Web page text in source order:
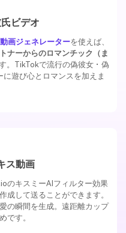
ビデオ
画ジェネレーターを使えば、
ナーからのロマンチック（ま
。TikTokで流行の偽彼女・偽
遊び心とロマンスを加えま
ス動画
のキスミーAIフィルター効果
成して送ることができます。
の瞬間を生成。遠距離カップ
です。